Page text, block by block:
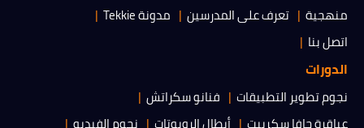
منهجية تعرف على المدرسين
مدونة Tekkie
اتصل بنا
الدورات
نجوم تطوير التطبيقات
فنانو سكراتش